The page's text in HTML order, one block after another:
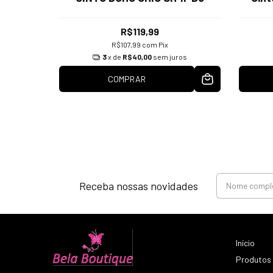
R$119,99
R$107,99 com Pix
3x de R$40,00 sem juros
COMPRAR
Receba nossas novidades
Início
Produtos